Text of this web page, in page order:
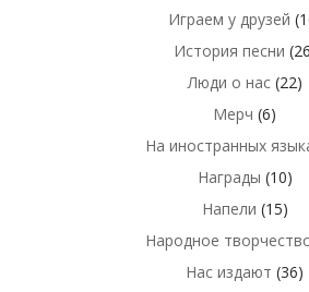
Играем у друзей
История песни
Люди о нас(22)
Мерч (6)
На иностранных
Награды (10)
Напели (15)
Народное
Нас издают (36)